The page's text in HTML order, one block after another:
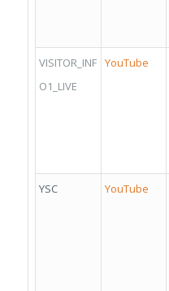
VISITOR_INF
O1_LIVE
YouTube
YSC YouTube